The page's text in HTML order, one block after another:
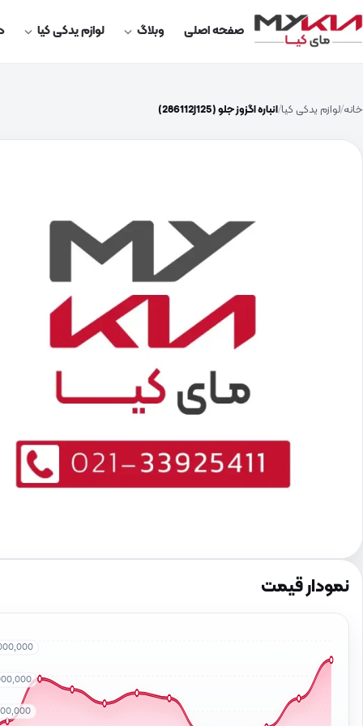
صفحه اصلی وبلاگ لوازم یدکی کیا
خانه لوازم یدکی کیا انباره اگزوز جلو (286112J125)
نمودار قیمت